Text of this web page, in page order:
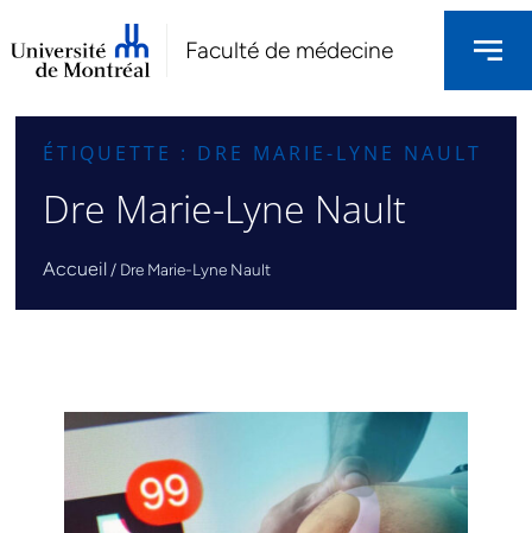
Faculté de médecine
ÉTIQUETTE : DRE MARIE-LYNE NAULT
Dre Marie-Lyne Nault
Accueil / Dre Marie-Lyne Nault